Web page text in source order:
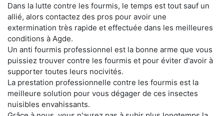
Dans la lutte contre les fourmis, le temps est tout sauf un
allié, alors contactez des pros pour avoir une
extermination très rapide et effectuée dans les meilleures
conditions à Agde.
Un anti fourmis professionnel est la bonne arme que vous
puissiez trouver contre les fourmis et pour éviter d'avoir à
supporter toutes leurs nocivités.
La prestation professionnelle contre les fourmis est la
meilleure solution pour vous dégager de ces insectes
nuisibles envahissants.